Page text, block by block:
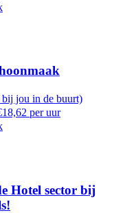
jou in de buurt)
per uur
Hotel sector bij